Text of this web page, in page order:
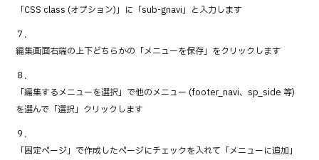
「CSS class (オプション)」に「sub-gnavi」と入力します
７．
編集画面右端の上下どちらかの「メニューを保存」をクリックします
８．
「編集するメニューを選択」で他のメニュー (footer_navi、sp_side 等)
を選んで「選択」クリックします
９．
「固定ページ」で作成したページにチェックを入れて「メニューに追加」